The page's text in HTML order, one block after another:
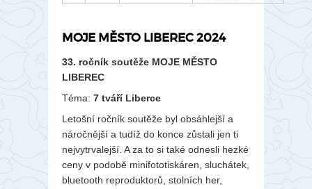
MOJE MĚSTO LIBEREC 2024
33. ročník soutěže MOJE MĚSTO
LIBEREC
Téma: 7 tváří Liberce
Letošní ročník soutěže byl obsáhlejší a
náročnější a tudíž do konce zůstali jen ti
nejvytrvalejší. A za to si také odnesli hezké
ceny v podobě minifototiskáren, sluchátek,
bluetooth reproduktorů, stolních her,